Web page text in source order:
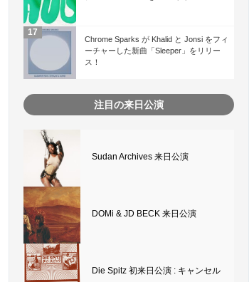
Chrome Sparks が Khalid と Jonsi をフィ
ーチャーした新曲「Sleeper」をリリー
ス！
注目の来日公演
Sudan Archives 来日公演
DOMi & JD BECK 来日公演
Die Spitz 初来日公演 : キャンセル